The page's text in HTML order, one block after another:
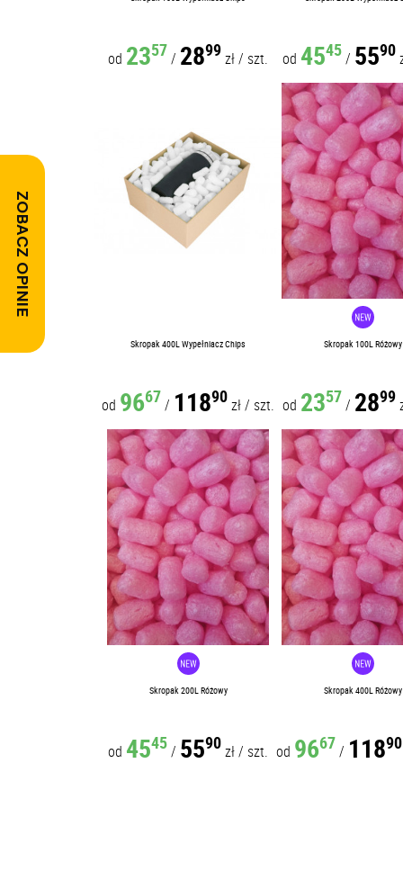
od 2357/ 2899zł/ szt. od 4545/ 5590
Skropak 400L Wypełniacz Chips
od 9667/ 11890zł/ szt.
Skropak 100L Różowy
od 2357/ 2899
Skropak 200L Różowy
od 4545/ 5590zł/ szt.
Skropak 400L Różowy
od 9667/ 11890
ZOBACZ OPINIE